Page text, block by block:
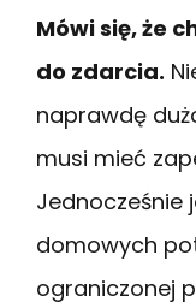
Mówi się, że
do zdarcia.
naprawdę
musi mieć
Jednocześnie
domowych
ograniczonej